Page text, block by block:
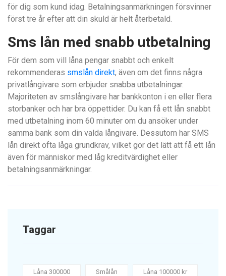
för dig som kund idag. Betalningsanmärkningen försvinner
först tre år efter att din skuld är helt återbetald.
Sms lån med snabb utbetalning
För dem som vill låna pengar snabbt och enkelt
rekommenderas smslån direkt, även om det finns några
privatlångivare som erbjuder snabba utbetalningar.
Majoriteten av smslångivare har bankkonton i en eller flera
storbanker och har bra öppettider. Du kan få ett lån snabbt
med utbetalning inom 60 minuter om du ansöker under
samma bank som din valda långivare. Dessutom har SMS
lån direkt ofta låga grundkrav, vilket gör det lätt att få ett lån
även för människor med låg kreditvärdighet eller
betalningsanmärkningar.
Taggar
Låna 300000 Smålån Låna 100000 kr